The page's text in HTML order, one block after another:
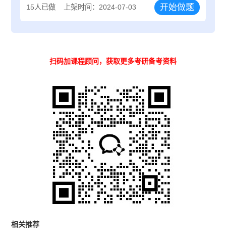
15人已做 上架时间：2024-07-03 开始做题
扫码加课程顾问，获取更多考研备考资料
相关推荐